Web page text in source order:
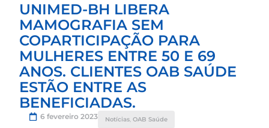
UNIMED-BH LIBERA
MAMOGRAFIA SEM
COPARTICIPAÇÃO PARA
MULHERES ENTRE 50 E 69
ANOS. CLIENTES OAB SAÚDE
ESTÃO ENTRE AS
BENEFICIADAS.
6 fevereiro 2023 Notícias, OAB Saúde